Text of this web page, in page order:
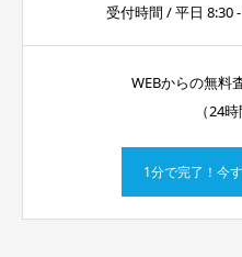
受付時間 / 平日 8:30
WEBからの無料
（24
1分で完了！今